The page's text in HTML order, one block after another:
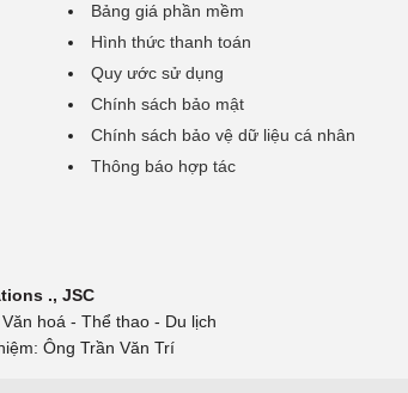
Bảng giá phần mềm
Hình thức thanh toán
Quy ước sử dụng
Chính sách bảo mật
Chính sách bảo vệ dữ liệu cá nhân
Thông báo hợp tác
., JSC
hoá - Thể thao - Du lịch
Ông Trần Văn Trí